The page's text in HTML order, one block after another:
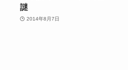
謎
2014年8月7日